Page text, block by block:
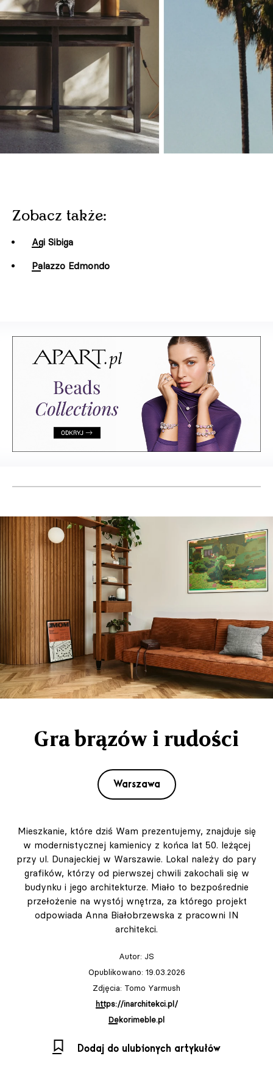
Zobacz także:
Agi Sibiga
Palazzo Edmondo
Gra brązów i rudości
Warszawa
Mieszkanie, które dziś Wam prezentujemy, znajduje się
w modernistycznej kamienicy z końca lat 50. leżącej
przy ul. Dunajeckiej w Warszawie. Lokal należy do pary
grafików, którzy od pierwszej chwili zakochali się w
budynku i jego architekturze. Miało to bezpośrednie
przełożenie na wystój wnętrza, za którego projekt
odpowiada Anna Białobrzewska z pracowni IN
architekci.
Autor: JS
Opublikowano: 19.03.2026
Zdjęcia: Tomo Yarmush
https://inarchitekci.pl/
Dekorimeble.pl
Dodaj do ulubionych artykułów